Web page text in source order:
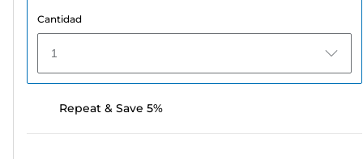
Cantidad
1
Repeat & Save 5%